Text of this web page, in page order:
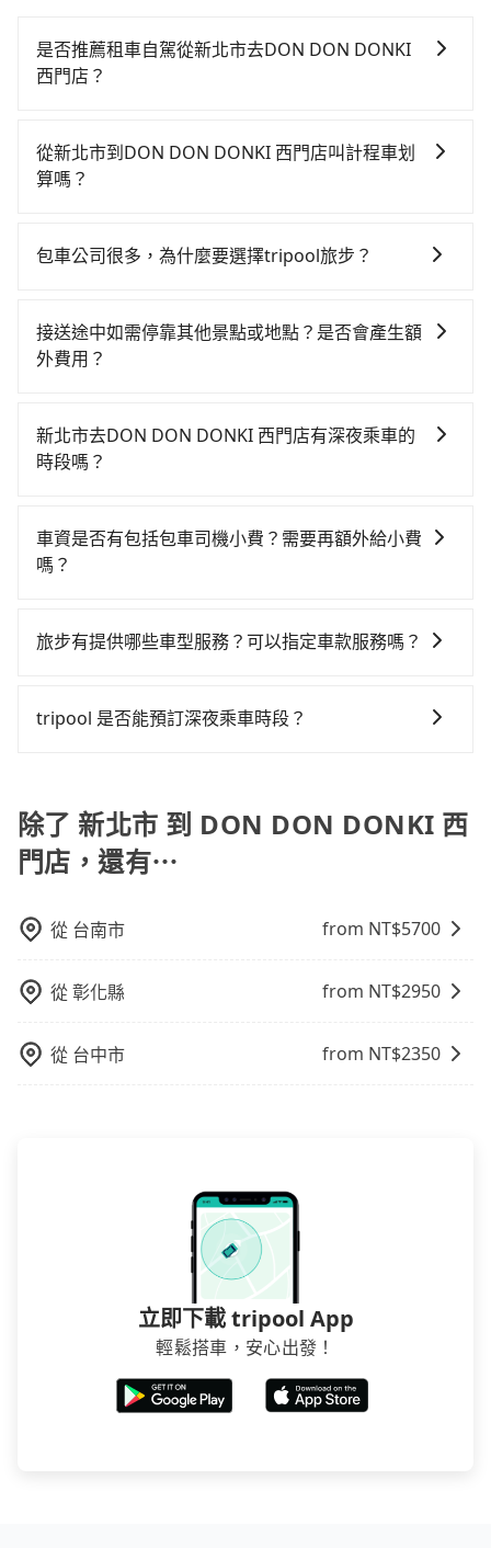
是否推薦租車自駕從新北市去DON DON DONKI
西門店？
時不需要閉目養神（因為要自己開車），最重要的是你
當天就要來回，那在新北路邊可隨租隨借的iRent應該是
市（平溪區）到DON DON DONKI 西門店的花費預估為
40元路邊停車費用預估進去，但額外的汽車保險與可能
的罰單都需自付。再者，和運的iRent只提供最基本的車
九人座可供選擇，而且無人租車最令人詬病的就是車
況，打開車門才發現仍有上一組乘客遺留的垃圾或者撞
用戶卻遲遲尚未歸還，又或者要還車時卻偏偏找不到停
車位，對於急著用車或者要載其他乘客的人來說就有不
上下車地點仍有段距離，在遇到下雨天或者載行李時，
從新北市到DON DON DONKI 西門店叫計程車划
算嗎？
灣大車隊、Uber、Line Taxi、Yoxi等。依照里程跳錶計
們人數超過四位時，叫兩輛計程車的費用就貴了，如選
擇tripool的九人座，可用約8折預約一台專車服務。
包車公司很多，為什麼要選擇tripool旅步？
以依照您行程人數的需求進行選擇。此外，為確保您的
旅途安全無憂，我們的司機都是專業且可靠的職業駕
策，讓您在規劃行程時能更無後顧之憂。無論您是要前
往市區還是郊區，我們都可以為您提供最佳的旅遊體
接送途中如需停靠其他景點或地點？是否會產生額
外費用？
靠，您可以參考我們的「加點服務」，每個點距離在 5
公里內，需額外支付 200 元，且每個點最多停留 5 分
外支付費用。
新北市去DON DON DONKI 西門店有深夜乘車的
時段嗎？
務，不論白天、晚上、深夜、清晨均有服務，只要乘車
前一日傍晚五點以前下訂預約，旅步就敢保證出車。
車資是否有包括包車司機小費？需要再額外給小費
嗎？
服務的認可，您也可以根據司機的服務質量決定是否再
旅步有提供哪些車型服務？可以指定車款服務嗎？
指定車款服務的需求，可以先將您的需先提供旅步，會
tripool 是否能預訂深夜乘車時段？
除了 新北市 到 DON DON DONKI 西
門店，還有⋯
從 台南市 from NT$5700
從彰化縣 from NT$2950
從 台中市 from NT$2350
立即下載 tripool App
輕鬆搭車，安心出發！